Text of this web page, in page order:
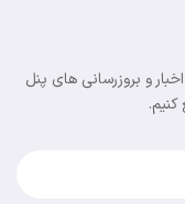
و بروزرسانی های پنل